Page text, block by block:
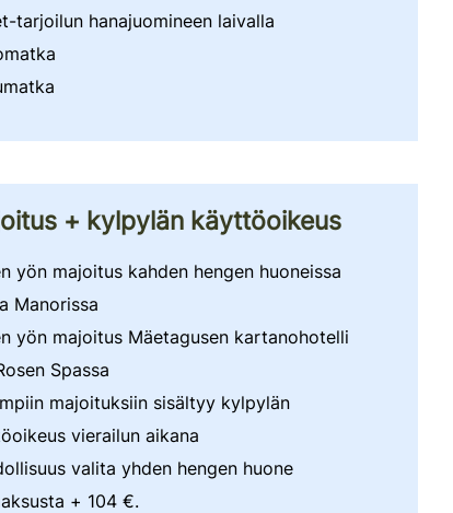
tarjoilun hanajuomineen laivalla
+ kylpylän käyttöoikeus
yön majoitus kahden hengen huoneissa
Manorissa
yön majoitus Mäetagusen kartanohotelli
Spassa
majoituksiin sisältyy kylpylän
vierailun aikana
valita yhden hengen huone
+ 104 €.